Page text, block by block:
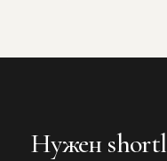
Нужен